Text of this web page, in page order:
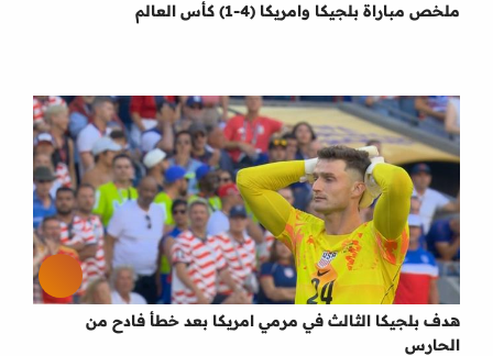
ملخص مباراة بلجيكا وامريكا (4-1) كأس العالم
هدف بلجيكا الثالث في مرمي امريكا بعد خطأ فادح من
الحارس